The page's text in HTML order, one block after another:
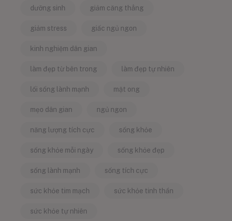
dưỡng sinh giảm căng thẳng
giảm stress giấc ngủ ngon
kinh nghiệm dân gian
làm đẹp từ bên trong làm đẹp tự nhiên
lối sống lành mạnh mật ong
mẹo dân gian ngủ ngon
năng lượng tích cực sống khỏe
sống khỏe mỗi ngày sống khỏe đẹp
sống lành mạnh sống tích cực
sức khỏe tim mạch sức khỏe tinh thần
sức khỏe tự nhiên